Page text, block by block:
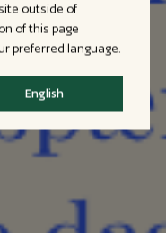
outside of
of this page
preferred language.
English